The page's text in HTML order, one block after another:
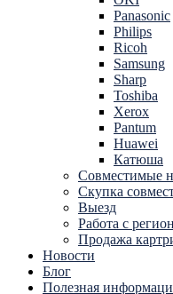
Panasonic
Philips
Ricoh
Samsung
Sharp
Toshiba
Xerox
Pantum
Huawei
Катюша
Совместимые
Скупка
Выезд
Работа с
Продажа
Новости
Блог
Полезная